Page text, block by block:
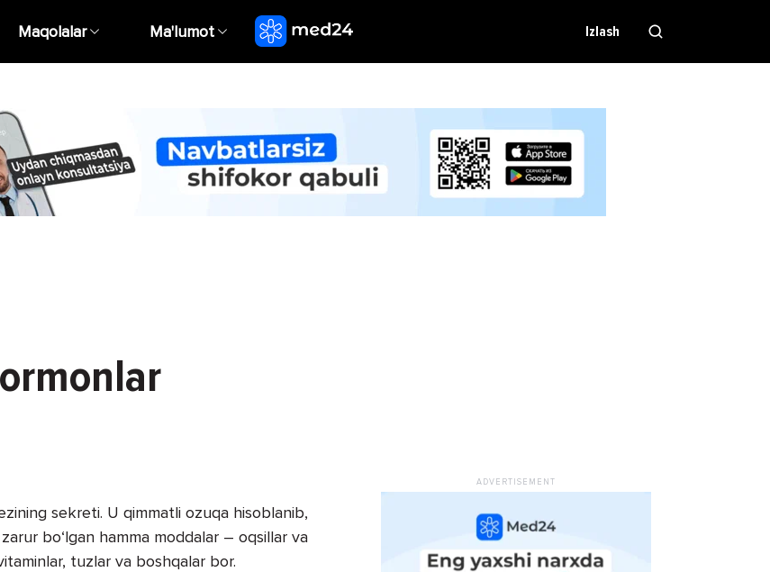
Maqolalar Ma'lumot Izlash
sekreti. U qimmatli ozuqa hisoblanib,
bo‘lgan hamma moddalar – oqsillar va
tuzlar va boshqalar bor.